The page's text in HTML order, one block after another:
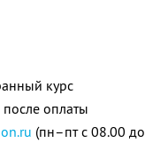
курс
оплаты
(пн–пт с 08.00 до